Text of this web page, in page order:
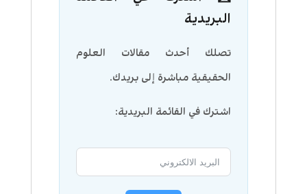
البريدية
تصلك أحدث مقالات العلوم
الحقيقية مباشرة إلى بريدك.
اشترك في القائمة البريدية: